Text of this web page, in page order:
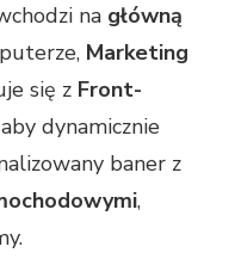
na główną
Marketing
się z Front-
dynamicznie
baner z
,